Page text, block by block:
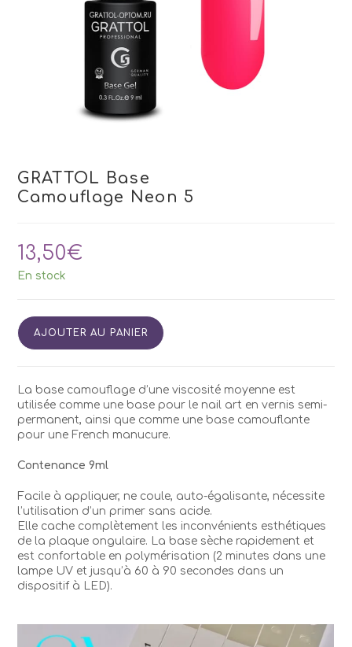
GRATTOL Base
Camouflage Neon 5
13,50€
En stock
quantité
de
GRATTOL
Camouflage
Neon
5
AJOUTER AU PANIER
La base camouflage d’une viscosité moyenne est
utilisée comme une base pour le nail art en vernis semi-
permanent, ainsi que comme une base camouflante
pour une French manucure.
Contenance 9ml
Facile à appliquer, ne coule, auto-égalisante, nécessite
l’utilisation d’un primer sans acide.
Elle cache complètement les inconvénients esthétiques
de la plaque ongulaire. La base sèche rapidement et
est confortable en polymérisation (2 minutes dans une
lampe UV et jusqu’à 60 à 90 secondes dans un
dispositif à LED).